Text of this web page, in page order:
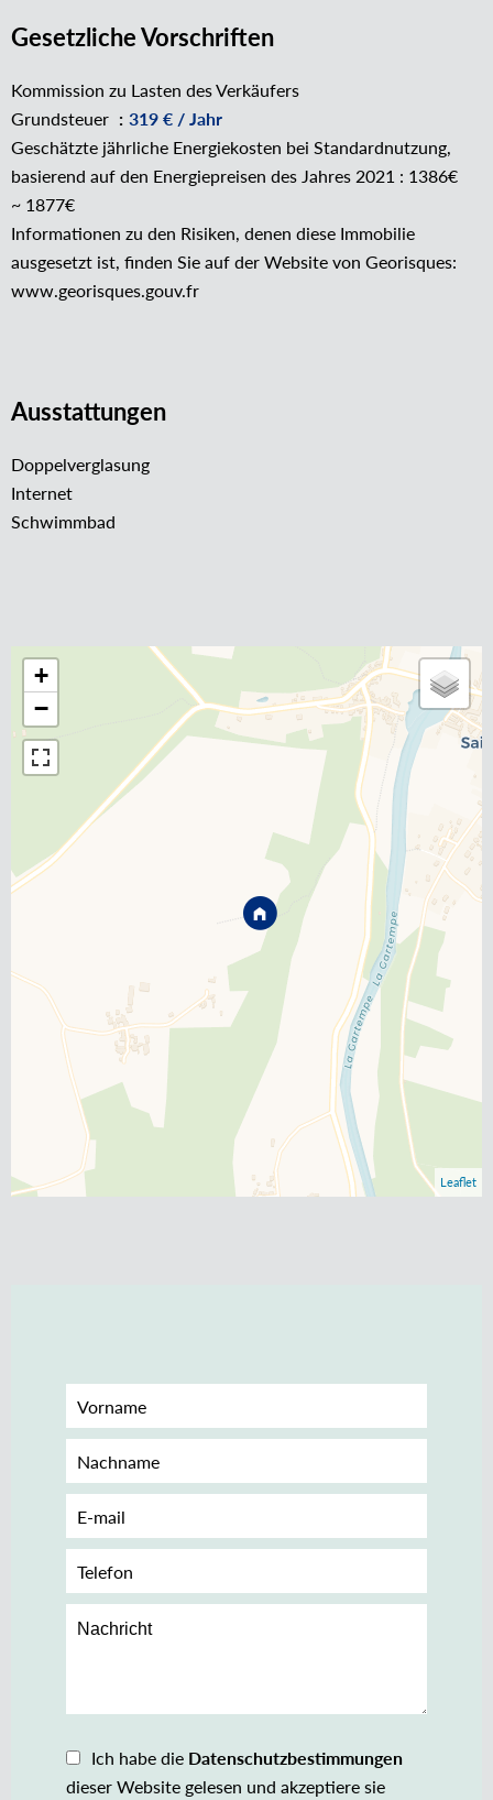
Gesetzliche Vorschriften
Kommission zu Lasten des Verkäufers
Grundsteuer
319 € / Jahr
Geschätzte jährliche Energiekosten bei Standardnutzung,
basierend auf den Energiepreisen des Jahres 2021 : 1386€
~ 1877€
Informationen zu den Risiken, denen diese Immobilie
ausgesetzt ist, finden Sie auf der Website von Georisques:
www.georisques.gouv.fr
Ausstattungen
Doppelverglasung
Internet
Schwimmbad
+
−
Leaflet
Ich habe die Datenschutzbestimmungen
dieser Website gelesen und akzeptiere sie